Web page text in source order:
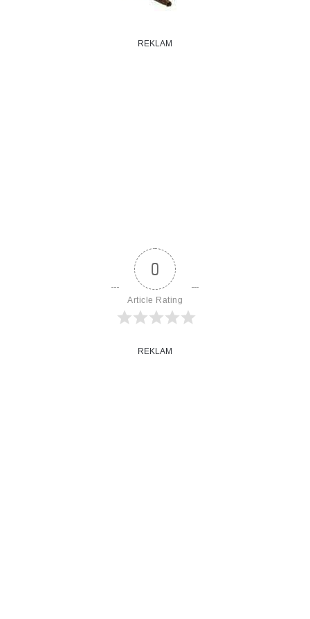
REKLAM
0
Article Rating
REKLAM